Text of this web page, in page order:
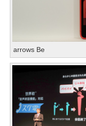
arrows Be